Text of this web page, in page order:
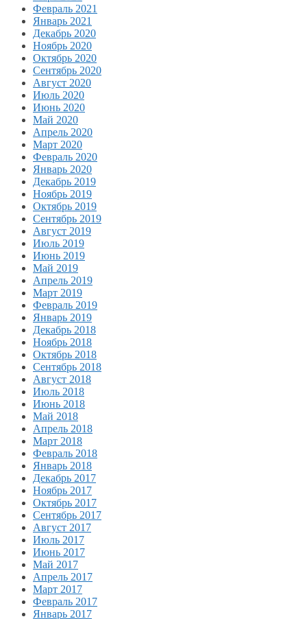
Февраль 2021
Январь 2021
Декабрь 2020
Ноябрь 2020
Октябрь 2020
Сентябрь 2020
Август 2020
Июль 2020
Июнь 2020
Май 2020
Апрель 2020
Март 2020
Февраль 2020
Январь 2020
Декабрь 2019
Ноябрь 2019
Октябрь 2019
Сентябрь 2019
Август 2019
Июль 2019
Июнь 2019
Май 2019
Апрель 2019
Март 2019
Февраль 2019
Январь 2019
Декабрь 2018
Ноябрь 2018
Октябрь 2018
Сентябрь 2018
Август 2018
Июль 2018
Июнь 2018
Май 2018
Апрель 2018
Март 2018
Февраль 2018
Январь 2018
Декабрь 2017
Ноябрь 2017
Октябрь 2017
Сентябрь 2017
Август 2017
Июль 2017
Июнь 2017
Май 2017
Апрель 2017
Март 2017
Февраль 2017
Январь 2017